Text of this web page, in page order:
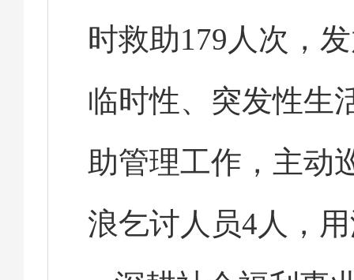
时救助179人次，
临时性、突发性生
助管理工作，主动
浪乞讨人员4人，